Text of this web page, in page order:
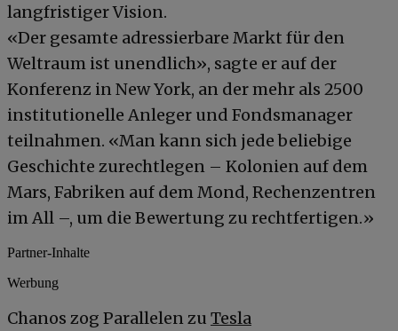
langfristiger Vision.
«Der gesamte adressierbare Markt für den
Weltraum ist unendlich», sagte er auf der
Konferenz in New York, an der mehr als 2500
institutionelle Anleger und Fondsmanager
teilnahmen. «Man kann sich jede beliebige
Geschichte zurechtlegen – Kolonien auf dem
Mars, Fabriken auf dem Mond, Rechenzentren
im All –, um die Bewertung zu rechtfertigen.»
Partner-Inhalte
Werbung
Chanos zog Parallelen zu Tesla